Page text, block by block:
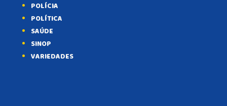
POLÍCIA
POLÍTICA
SAÚDE
SINOP
VARIEDADES